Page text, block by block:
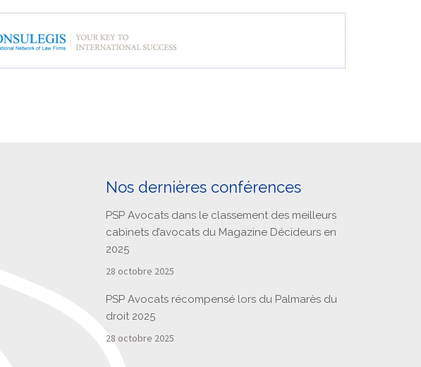
Nos dernières conférences
PSP Avocats dans le classement des meilleurs
cabinets d’avocats du Magazine Décideurs en
2025
28 octobre 2025
PSP Avocats récompensé lors du Palmarès du
droit 2025
28 octobre 2025